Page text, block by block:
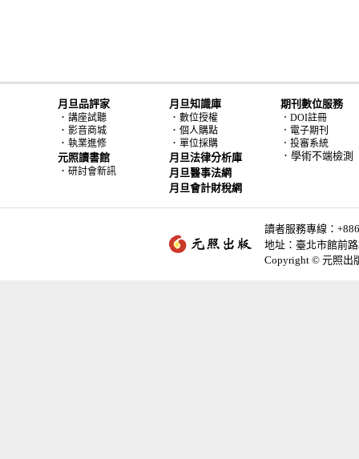
月旦品評家
． 講座試聽
． 影音商城
． 執業進修
元照讀書館
． 研討會新訊
月旦知識庫
． 數位授權
． 個人購點
． 單位採購
月旦法律分析庫
月旦醫事法網
月旦會計財稅網
期刊數位服務
．DOI註冊
．電子期刊
．投審系統
．學術不端檢測
讀者服務專線：
地址：臺北市館前
Copyright © 元照出